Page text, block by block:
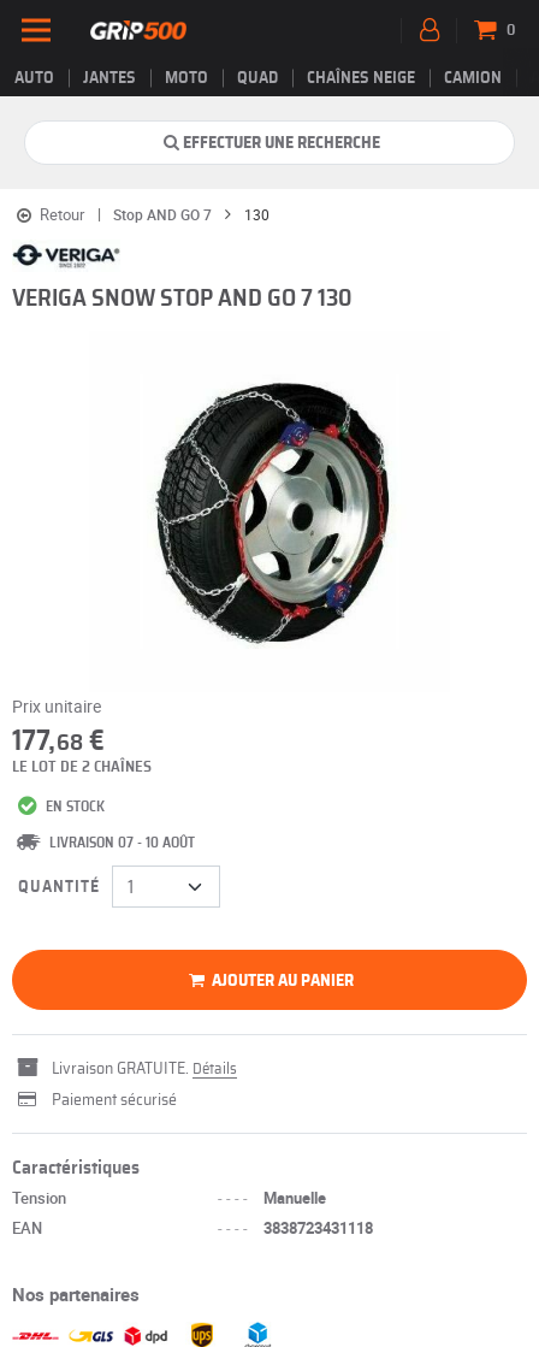
AUTO JANTES MOTO QUAD CHAÎNES NEIGE CAMION
0
EFFECTUER UNE RECHERCHE
Retour Stop AND GO 7 130
VERIGA SNOW STOP AND GO 7 130
Prix unitaire
177,68 €
LE LOT DE 2 CHAÎNES
EN STOCK
LIVRAISON 07 - 10 AOÛT
QUANTITÉ
AJOUTER AU PANIER
Livraison GRATUITE. Détails
Paiement sécurisé
Caractéristiques
Tension ----
Manuelle
EAN
---- 3838723431118
Nos partenaires